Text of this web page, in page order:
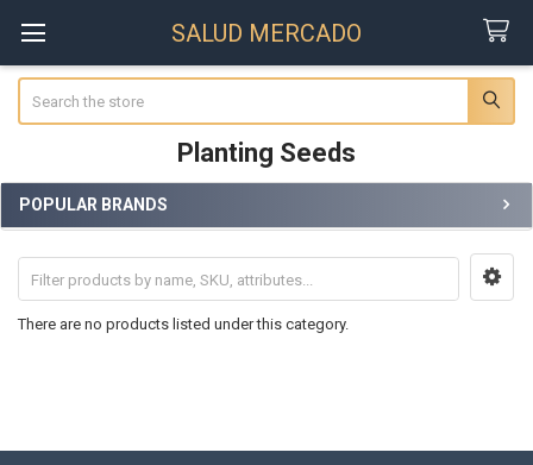
SALUD MERCADO
Planting Seeds
Sidebar
POPULAR BRANDS
There are no products listed under this category.